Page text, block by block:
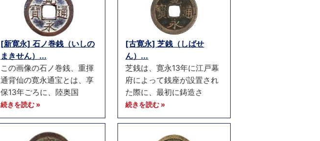
[新寛永] 石ノ巻銭（いしの
まきせん）...
この画像の石ノ巻銭、重揮
通背仙の寛永通宝とは、享
保13年ごろに、陸奥国
続きを読む »
[古寛永] 芝銭（しばせ
ん）...
芝銭は、寛永13年に江戸幕
府によって銭座が設置され
た際に、最初に鋳造さ
続きを読む »